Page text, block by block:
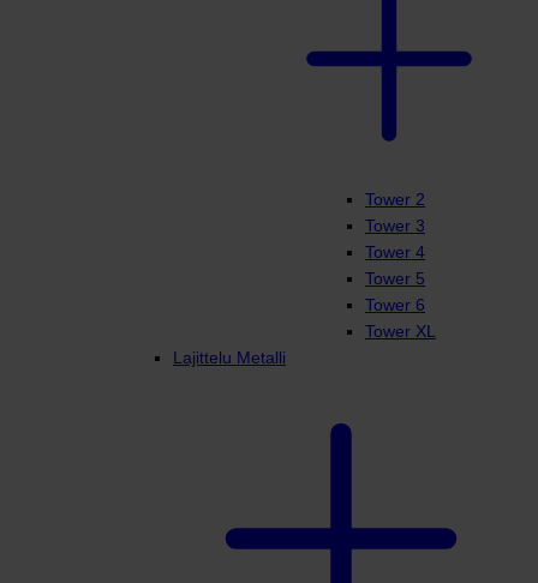
Tower 2
Tower 3
Tower 4
Tower 5
Tower 6
Tower XL
Lajittelu Metalli